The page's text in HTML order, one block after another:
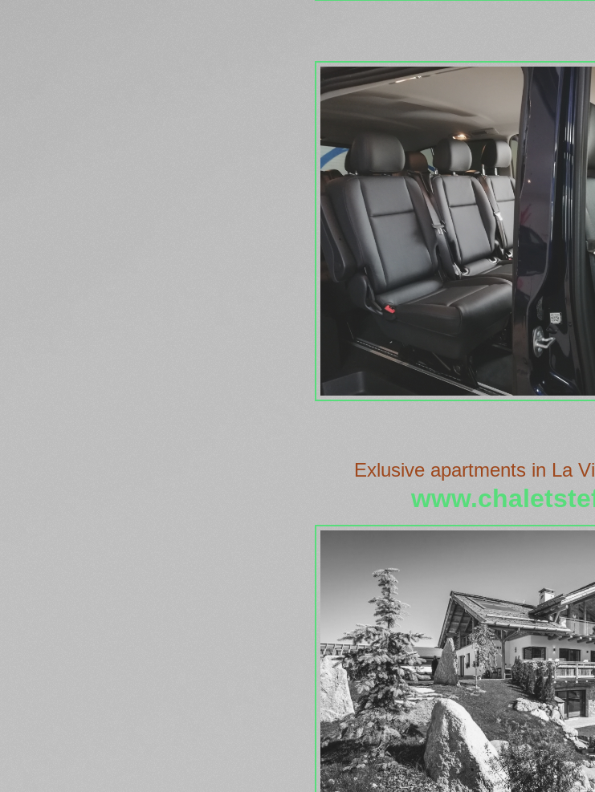
Exlusive apartments in La